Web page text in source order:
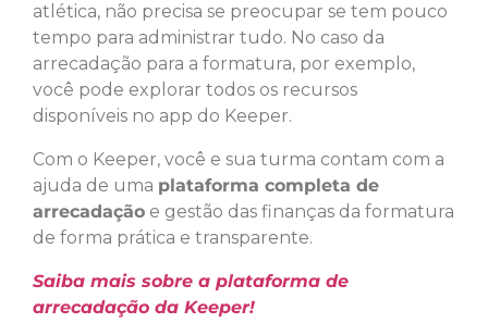
atlética, não precisa se preocupar se tem pouco
tempo para administrar tudo. No caso da
arrecadação para a formatura, por exemplo,
você pode explorar todos os recursos
disponíveis no app do Keeper.
Com o Keeper, você e sua turma contam com a
ajuda de uma plataforma completa de
arrecadação e gestão das finanças da formatura
de forma prática e transparente.
Saiba mais sobre a plataforma de
arrecadação da Keeper!